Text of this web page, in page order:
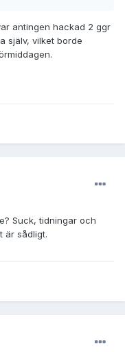
antingen hackad 2 ggr
själv, vilket borde
Suck, tidningar och
är sådligt.